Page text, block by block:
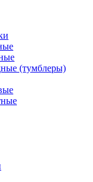
(тумблеры)